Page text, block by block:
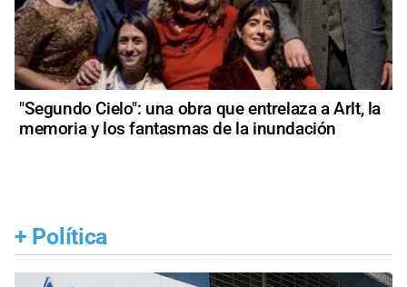
"Segundo Cielo": una obra que entrelaza a Arlt, la
memoria y los fantasmas de la inundación
+ Política